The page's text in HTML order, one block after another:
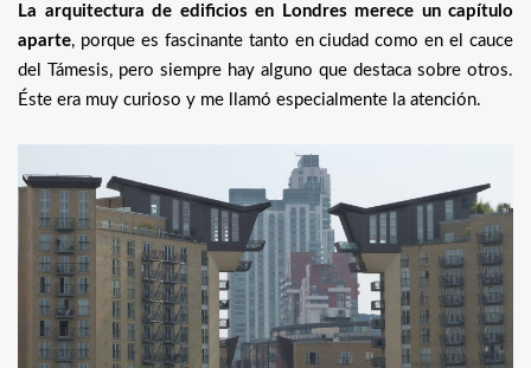
La arquitectura de edificios en Londres merece un capítulo
aparte, porque es fascinante tanto en ciudad como en el cauce
del Támesis, pero siempre hay alguno que destaca sobre otros.
Éste era muy curioso y me llamó especialmente la atención.